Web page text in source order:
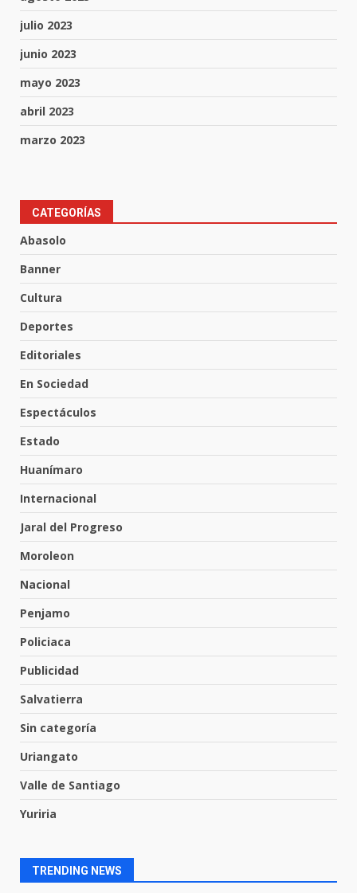
julio 2023
junio 2023
mayo 2023
abril 2023
marzo 2023
CATEGORÍAS
Abasolo
Banner
Cultura
Deportes
Editoriales
En Sociedad
Espectáculos
Estado
Huanímaro
Internacional
Jaral del Progreso
Moroleon
Nacional
Penjamo
Policiaca
Publicidad
Salvatierra
Sin categoría
Uriangato
Valle de Santiago
Yuriria
TRENDING NEWS
3
motociclista en Yuriria
4
Cárdenas, “El Puma”
5
tabiquera
6
Emboscada a policías en Yuriria
31 de julio de 2026
7
30 de julio de 2026
1
El Pbro. Mario Alberto Pérez
parroquia de Guarapo
2
FISCALÍA GENERAL DEL ESTADO
FUEGO A LA SECRETARÍA DE LA
DEFENSA NACIONAL